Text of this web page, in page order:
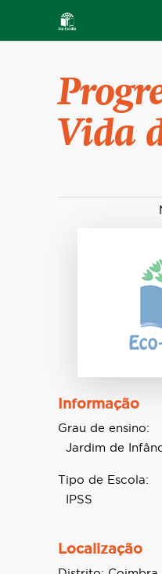
Vida
Informação
Grau de ensino:
Jardim de
Tipo de Escola:
IPSS
Localização